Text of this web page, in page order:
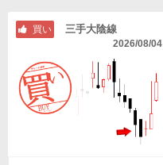
買い 三手大陰線
2026/08/04